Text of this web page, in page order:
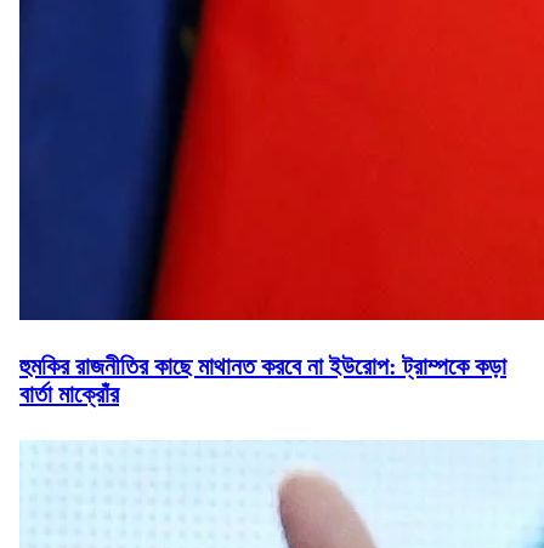
হুমকির রাজনীতির কাছে মাথানত করবে না ইউরোপ: ট্রাম্পকে কড়া
বার্তা মাক্রোঁর